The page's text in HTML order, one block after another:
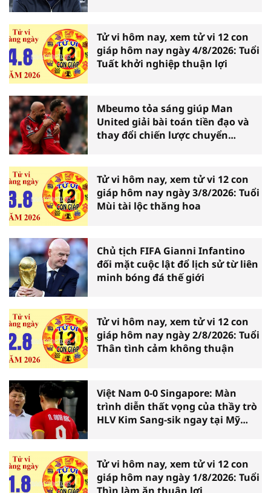
Tử vi hôm nay, xem tử vi 12 con
giáp hôm nay ngày 4/8/2026: Tuổi
Tuất khởi nghiệp thuận lợi
Mbeumo tỏa sáng giúp Man
United giải bài toán tiền đạo và
thay đổi chiến lược chuyển
Tử vi hôm nay, xem tử vi 12 con
giáp hôm nay ngày 3/8/2026: Tuổi
Mùi tài lộc thăng hoa
Chủ tịch FIFA Gianni Infantino
đối mặt cuộc lật đổ lịch sử từ liên
minh bóng đá thế giới
Tử vi hôm nay, xem tử vi 12 con
giáp hôm nay ngày 2/8/2026: Tuổi
Thân tình cảm không thuận
Việt Nam 0-0 Singapore: Màn
trình diễn thất vọng của thầy trò
HLV Kim Sang-sik ngay tại Mỹ
Tử vi hôm nay, xem tử vi 12 con
giáp hôm nay ngày 1/8/2026: Tuổi